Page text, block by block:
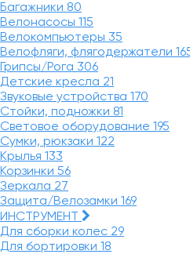
Багажники 80
Велонасосы 115
Велокомпьютеры 35
Велофляги, флягодержатели
Грипсы/Рога 306
Детские кресла 21
Звуковые устройства 170
Стойки, подножки 81
Световое оборудование 195
Сумки, рюкзаки 122
Крылья 133
Корзинки 56
Зеркала 27
Защита/Велозамки 169
ИНСТРУМЕНТ
Для сборки колес 29
Для бортировки 18